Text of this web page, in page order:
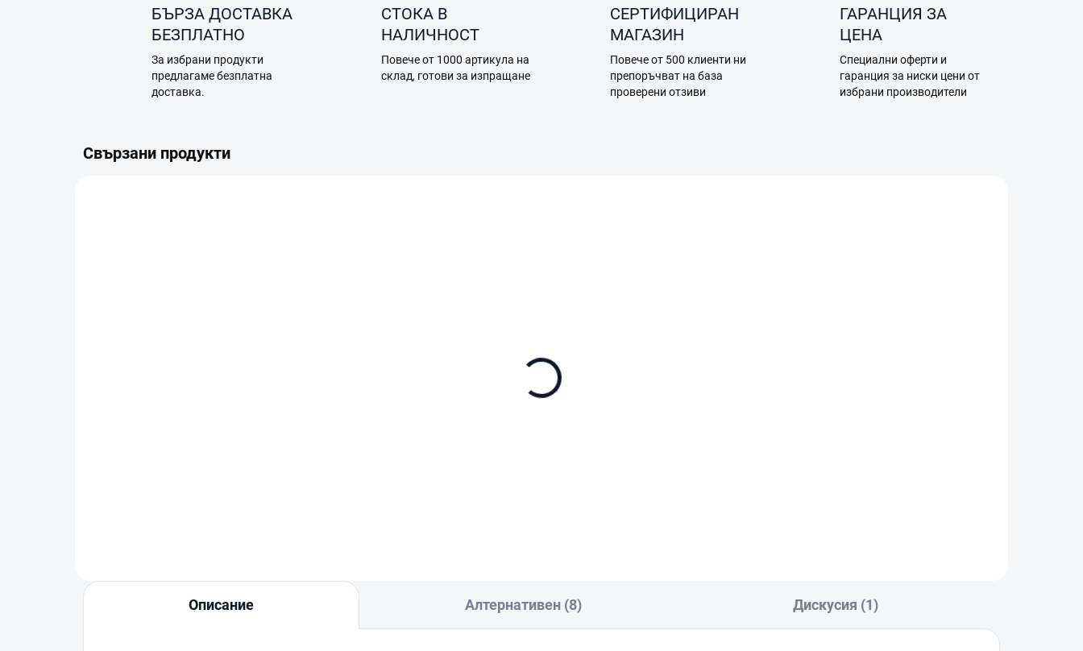
БЪРЗА ДОСТАВКА
БЕЗПЛАТНО
За избрани продукти
предлагаме безплатна
доставка.
СТОКА В
НАЛИЧНОСТ
Повече от 1000 артикула на
склад, готови за изпращане
СЕРТИФИЦИРАН
МАГАЗИН
Повече от 500 клиенти ни
препоръчват на база
проверени отзиви
ГАРАНЦИЯ ЗА
ЦЕНА
Специални оферти и
гаранция за ниски цени от
избрани производители
Свързани продукти
Описание Алтернативен (8) Дискусия (1)